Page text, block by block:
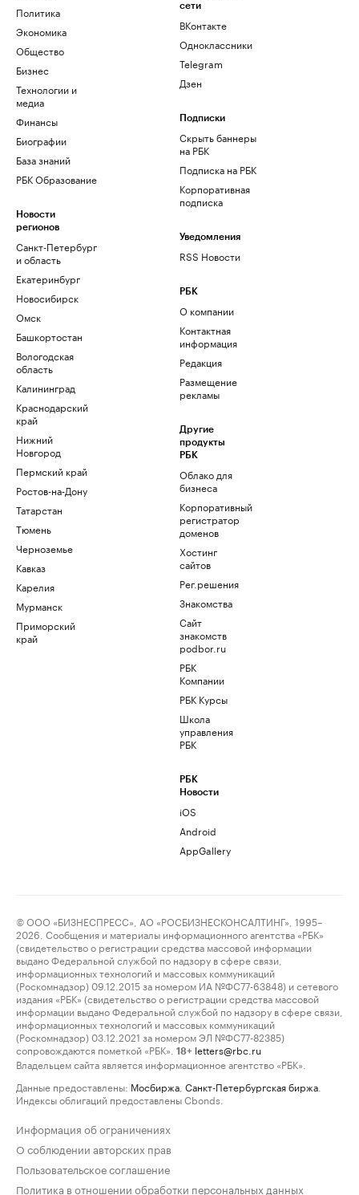
Политика
Экономика
Общество
Бизнес
Технологии и
медиа
Финансы
Биографии
База знаний
РБК Образование
Новости
регионов
Санкт-Петербург
и область
Екатеринбург
Новосибирск
Омск
Башкортостан
Вологодская
область
Калининград
Краснодарский
край
Нижний
Новгород
Пермский край
Ростов-на-Дону
Татарстан
Тюмень
Черноземье
Кавказ
Карелия
Мурманск
Приморский
край
сети
ВКонтакте
Одноклассники
Telegram
Дзен
Подписки
Скрыть баннеры
на РБК
Подписка на РБК
Корпоративная
подписка
Уведомления
RSS Новости
РБК
О компании
Контактная
информация
Редакция
Размещение
рекламы
Другие
продукты
РБК
Облако для
бизнеса
Корпоративный
регистратор
доменов
Хостинг
сайтов
Рег.решения
Знакомства
Сайт
знакомств
podbor.ru
РБК
Компании
РБК Курсы
Школа
управления
РБК
РБК
Новости
iOS
Android
AppGallery
© ООО «БИЗНЕСПРЕСС», АО «РОСБИЗНЕСКОНСАЛТИНГ», 1995–
2026. Сообщения и материалы информационного агентства «РБК»
(свидетельство о регистрации средства массовой информации
выдано Федеральной службой по надзору в сфере связи,
информационных технологий и массовых коммуникаций
(Роскомнадзор) 09.12.2015 за номером ИА №ФС77-63848) и сетевого
издания «РБК» (свидетельство о регистрации средства массовой
информации выдано Федеральной службой по надзору в сфере связи,
информационных технологий и массовых коммуникаций
(Роскомнадзор) 03.12.2021 за номером ЭЛ №ФС77-82385)
сопровождаются пометкой «РБК».
18+ letters@rbc.ru
Владельцем сайта является информационное агентство «РБК».
Данные предоставлены: Мосбиржа Санкт-Петербургская биржа
Индексы облигаций предоставлены Cbonds.
Информация об ограничениях
О соблюдении авторских прав
Пользовательское соглашение
Политика в отношении обработки персональных данных